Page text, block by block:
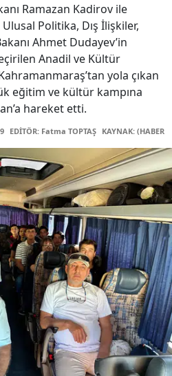
Ramazan Kadirov ile
Politika, Dış İlişkiler,
Ahmet Dudayev’in
Anadil ve Kültür
yola çıkan
eğitim ve kültür kampına
hareket etti.
EDİTÖR: Fatma TOPTAŞ KAYNAK: (HABER